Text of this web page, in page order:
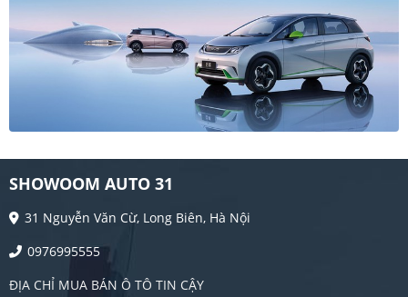
SHOWOOM AUTO 31
31 Nguyễn Văn Cừ, Long Biên, Hà Nội
0976995555
ĐỊA CHỈ MUA BÁN Ô TÔ TIN CẬY